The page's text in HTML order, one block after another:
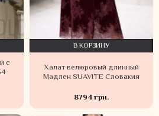
с
Халат велюровый длинный
Мадлен SUAVITE Словакия
8794 грн.
В КОРЗИНУ